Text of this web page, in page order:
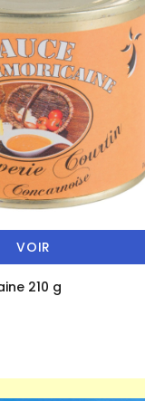
VOIR
210 g